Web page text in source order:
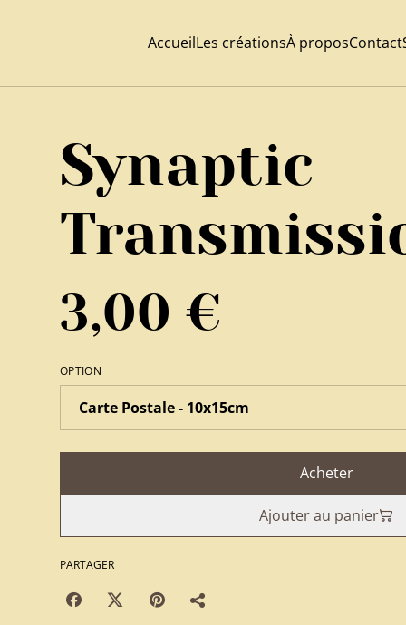
AccueilLes créationsÀ proposContact
Synaptic
3,00 €
OPTION
Acheter
Ajouter au panier
PARTAGER